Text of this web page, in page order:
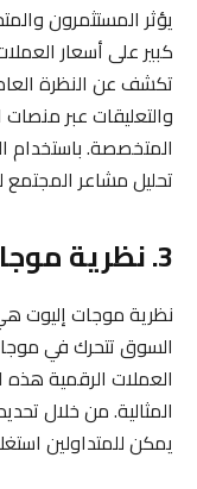
يؤثر المستثمرون
كبير على أسعار
تكشف عن النظرة
والتعليقات عبر منصات
المتخصصة. باستخدام
تحليل مشاعر المجتمع
3. نظرية موجات إليوت
نظرية موجات إليوت
السوق تتحرك في
العملات الرقمية هذه
المثالية. من خلال
يمكن للمتداولين